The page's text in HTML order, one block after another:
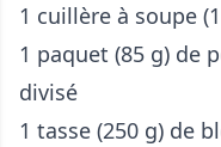
1 cuillère à soupe
1 paquet (85 g) de
divisé
1 tasse (250 g) de